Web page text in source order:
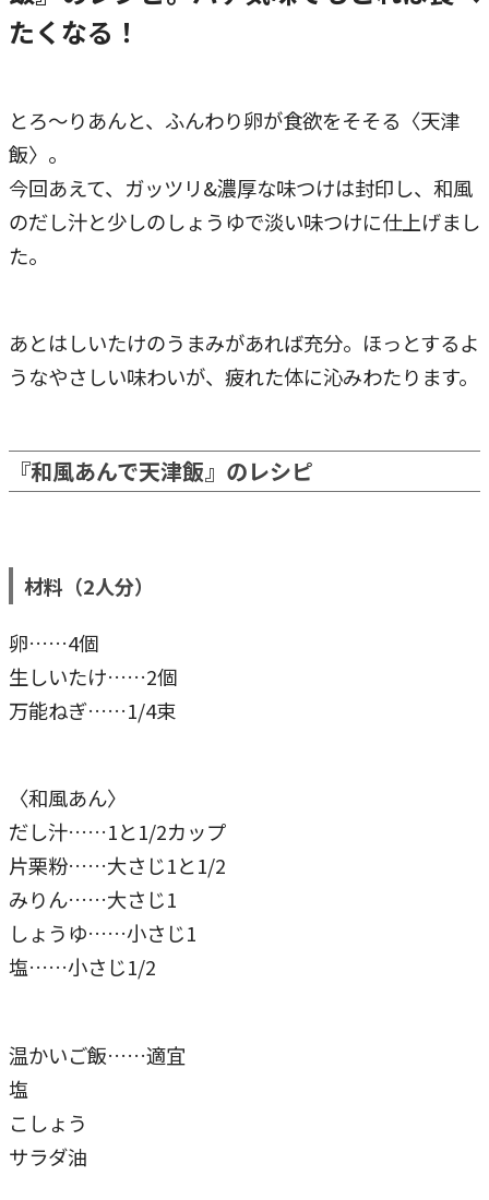
たくなる！
とろ～りあんと、ふんわり卵が食欲をそそる〈天津
飯〉。
今回あえて、ガッツリ&濃厚な味つけは封印し、和風
のだし汁と少しのしょうゆで淡い味つけに仕上げまし
た。
あとはしいたけのうまみがあれば充分。ほっとするよ
うなやさしい味わいが、疲れた体に沁みわたります。
『和風あんで天津飯』のレシピ
材料（2人分）
卵……4個
生しいたけ……2個
万能ねぎ……1/4束
〈和風あん〉
だし汁……1と1/2カップ
片栗粉……大さじ1と1/2
みりん……大さじ1
しょうゆ……小さじ1
塩……小さじ1/2
温かいご飯……適宜
塩
こしょう
サラダ油